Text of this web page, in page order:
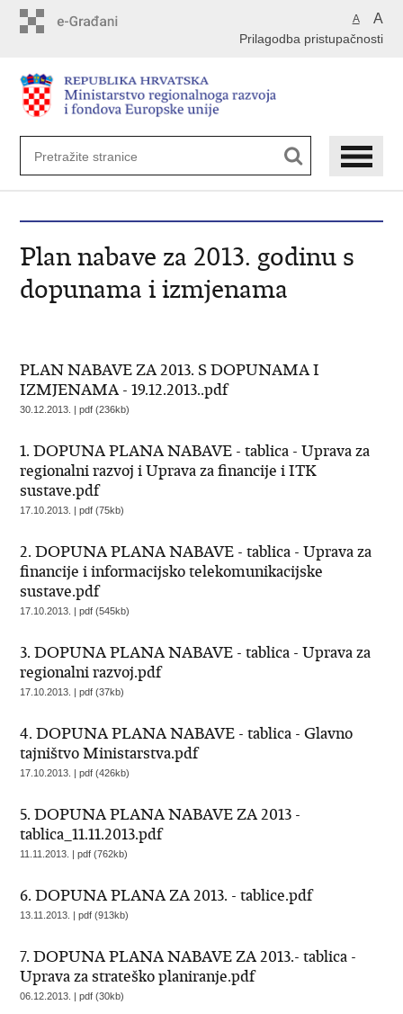
A A
Prilagodba pristupačnosti
Plan nabave za 2013. godinu s
dopunama i izmjenama
PLAN NABAVE ZA 2013. S DOPUNAMA I
IZMJENAMA - 19.12.2013..pdf
30.12.2013. | pdf (236kb)
1. DOPUNA PLANA NABAVE - tablica - Uprava za
regionalni razvoj i Uprava za financije i ITK
sustave.pdf
17.10.2013. | pdf (75kb)
2. DOPUNA PLANA NABAVE - tablica - Uprava za
financije i informacijsko telekomunikacijske
sustave.pdf
17.10.2013. | pdf (545kb)
3. DOPUNA PLANA NABAVE - tablica - Uprava za
regionalni razvoj.pdf
17.10.2013. | pdf (37kb)
4. DOPUNA PLANA NABAVE - tablica - Glavno
tajništvo Ministarstva.pdf
17.10.2013. | pdf (426kb)
5. DOPUNA PLANA NABAVE ZA 2013 -
tablica_11.11.2013.pdf
11.11.2013. | pdf (762kb)
6. DOPUNA PLANA ZA 2013. - tablice.pdf
13.11.2013. | pdf (913kb)
7. DOPUNA PLANA NABAVE ZA 2013.- tablica -
Uprava za strateško planiranje.pdf
06.12.2013. | pdf (30kb)